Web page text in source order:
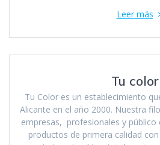
Leer más
Tu color
Tu Color es un establecimiento
Alicante en el año 2000. Nuestra
empresas, profesionales y público
productos de primera calidad